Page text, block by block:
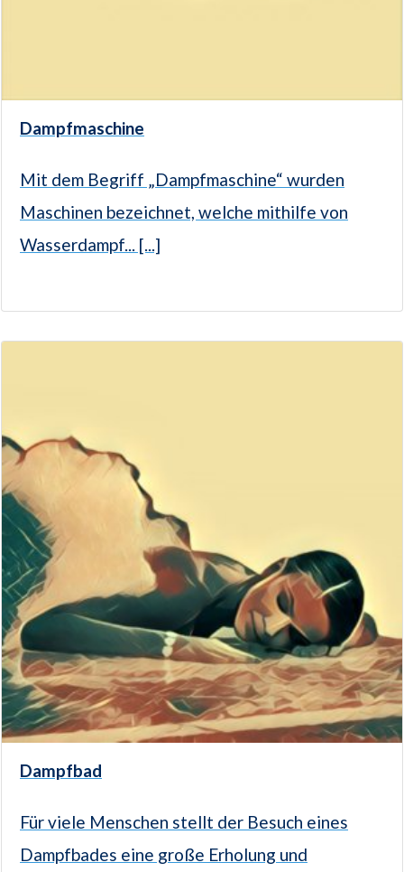
Dampfmaschine
Mit dem Begriff „Dampfmaschine“ wurden
Maschinen bezeichnet, welche mithilfe von
Wasserdampf... [...]
Dampfbad
Für viele Menschen stellt der Besuch eines
Dampfbades eine große Erholung und